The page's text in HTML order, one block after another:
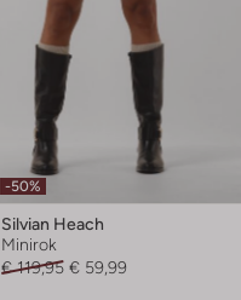
-50%
Silvian Heach
Minirok
€ 119,95 € 59,99